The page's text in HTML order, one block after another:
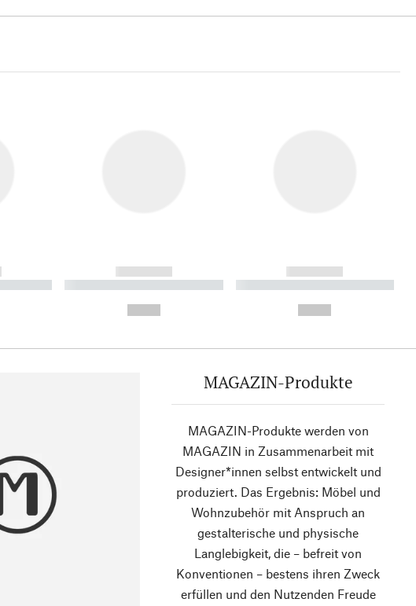
----------
------------
----------- ----------- ----------
------------
----------- ----------- ----------
MAGAZIN-Produkte
MAGAZIN-Produkte werden von
MAGAZIN in Zusammenarbeit mit
Designer*innen selbst entwickelt und
produziert. Das Ergebnis: Möbel und
Wohnzubehör mit Anspruch an
gestalterische und physische
Langlebigkeit, die – befreit von
Konventionen – bestens ihren Zweck
erfüllen und den Nutzenden Freude